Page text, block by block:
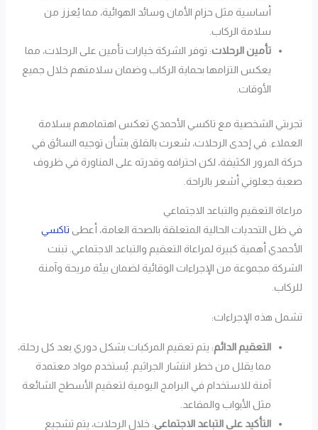
أساسية مثل حزام الأمان وسائد الهوائية، مما يُعزز من
سلامة الركاب.
تأمين الرحلات: توفر الشركة خيارات تأمين على الرحلات، مما
يعكس التزامها بحماية الركاب وضمان سلامتهم خلال جميع
الأوقات.
تجربتي الشخصية مع تاكسي الأحمدي تعكس اهتمامهم بسلامة
العملاء. في إحدى الرحلات، شعرت بالقلق بشأن توجيه السائق في
حركة المرور الكثيفة، لكن احترافه وقدرته على المناورة في ظروف
صعبة جعلوني أشعر بالراحة.
مراعاة التعقيم والتباعد الاجتماعي
في ظل التحديات الحالية المتعلقة بالصحة العامة، أعطى تاكسي
الأحمدي أهمية كبيرة لمراعاة التعقيم والتباعد الاجتماعي. تبنت
الشركة مجموعة من الإجراءات الوقائية لضمان بيئة مريحة وآمنة
للركاب.
تشمل هذه الإجراءات:
التعقيم الدائم: يتم تعقيم المركبات بشكل دوري بعد كل رحلة،
مما يقلل من خطر انتشار الجراثيم. يُستخدم مواد معتمدة
آمنة للاستخدام في البرامج اليومية لتعقيم الأسطح الشائعة
مثل الأبواب والمقاعد.
التأكيد على التباعد الاجتماعي: خلال الرحلات، يتم تشجيع